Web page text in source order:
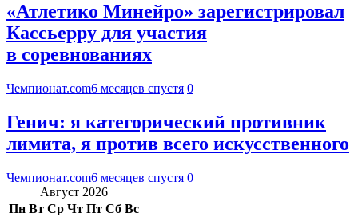
«Атлетико Минейро» зарегистрировал
Кассьерру для участия
в соревнованиях
Чемпионат.com6 месяцев спустя 0
Генич: я категорический противник
лимита, я против всего искусственного
Чемпионат.com6 месяцев спустя 0
Август 2026
Пн Вт Ср Чт Пт Сб Вс